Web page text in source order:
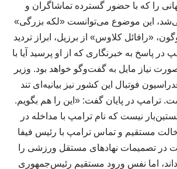
را که با حضور گسترده تماشاگران و
می‌شد، این موضوع می‌توانست «لکه بزرگی»
«رافائل کلاوس» از برزیل، ابراز تردید
پاسخ به خبرنگاری که از او پرسید آیا با
نیاز مایل به گفت‌وگو خواهد بود. وزیر
فوتبال این کشور نیز بیانیه‌ای تند
در پایان گفت: «این را هم بگویم.
نیست که نام ترامپ با مداخله در
مستقیم و تماس ترامپ با رئیس فیفا
در تصمیمات نهادهای مستقل ورزشی را
اما نفس ورود مستقیم رئیس‌جمهوری